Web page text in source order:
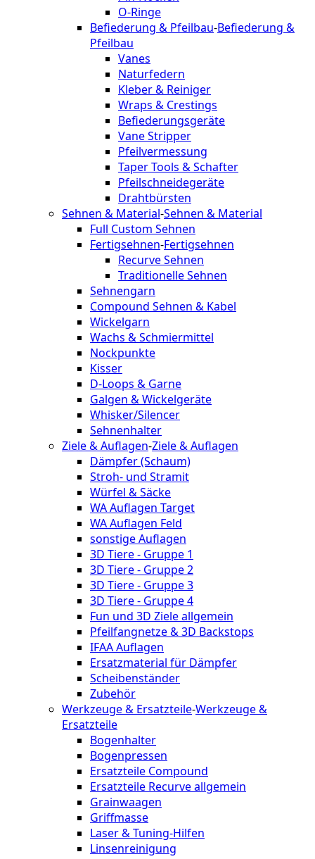
O-Ringe
Befiederung & Pfeilbau-Befiederung &
Pfeilbau
Vanes
Naturfedern
Kleber & Reiniger
Wraps & Crestings
Befiederungsgeräte
Vane Stripper
Pfeilvermessung
Taper Tools & Schafter
Pfeilschneidegeräte
Drahtbürsten
Sehnen & Material-Sehnen & Material
Full Custom Sehnen
Fertigsehnen-Fertigsehnen
Recurve Sehnen
Traditionelle Sehnen
Sehnengarn
Compound Sehnen & Kabel
Wickelgarn
Wachs & Schmiermittel
Nockpunkte
Kisser
D-Loops & Garne
Galgen & Wickelgeräte
Whisker/Silencer
Sehnenhalter
Ziele & Auflagen-Ziele & Auflagen
Dämpfer (Schaum)
Stroh- und Stramit
Würfel & Säcke
WA Auflagen Target
WA Auflagen Feld
sonstige Auflagen
3D Tiere - Gruppe 1
3D Tiere - Gruppe 2
3D Tiere - Gruppe 3
3D Tiere - Gruppe 4
Fun und 3D Ziele allgemein
Pfeilfangnetze & 3D Backstops
IFAA Auflagen
Ersatzmaterial für Dämpfer
Scheibenständer
Zubehör
Werkzeuge & Ersatzteile-Werkzeuge &
Ersatzteile
Bogenhalter
Bogenpressen
Ersatzteile Compound
Ersatzteile Recurve allgemein
Grainwaagen
Griffmasse
Laser & Tuning-Hilfen
Linsenreinigung